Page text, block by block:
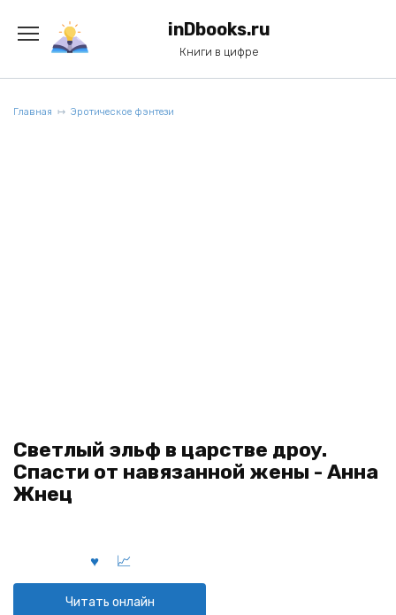
содержанию
inDbooks.ru
Книги в цифре
Главная Эротическое фэнтези
Светлый эльф в царстве дроу.
Спасти от навязанной жены - Анна
Жнец
Читать онлайн